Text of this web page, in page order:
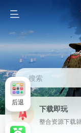
一
搜索
下载即玩
整合资源下载
后退